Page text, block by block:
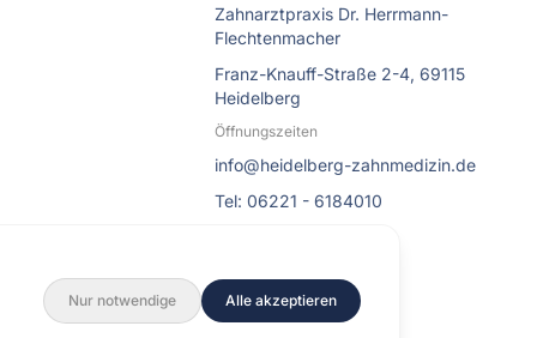
Zahnarztpraxis Dr. Herrmann-
Flechtenmacher
Franz-Knauff-Straße 2-4, 69115
Heidelberg
Öffnungszeiten
info@heidelberg-zahnmedizin.de
Tel: 06221 - 6184010
Nur notwendige Alle akzeptieren